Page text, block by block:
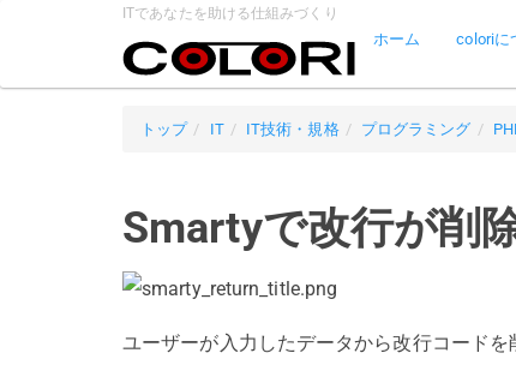
ITであなたを助ける仕組みづくり
ホーム coloriに
トップ IT IT技術・規格 プログラミング
Smartyで改行が削
ユーザーが入力したデータから改行コード